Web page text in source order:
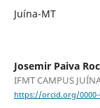
Juína-MT
Josemir Paiva
IFMT CAMPUS
https://orcid.org/0000-